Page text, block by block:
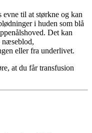
til at størkne og kan
i huden som blå
Det kan
næseblod,
eller fra underlivet.
at du får transfusion